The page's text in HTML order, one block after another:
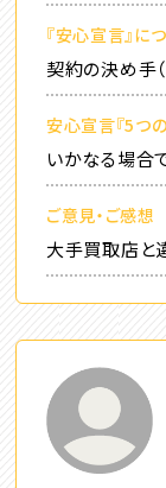
『安心宣言』に
契約の決め手
安心宣言『5つ
いかなる場合
ご意見・ご感想
大手買取店と